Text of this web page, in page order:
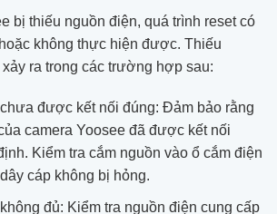
bị thiếu nguồn điện, quá trình reset có
không thực hiện được. Thiếu
ra trong các trường hợp sau:
được kết nối đúng: Đảm bảo rằng
camera Yoosee đã được kết nối
Kiểm tra cắm nguồn vào ổ cắm điện
cáp không bị hỏng.
đủ: Kiểm tra nguồn điện cung cấp